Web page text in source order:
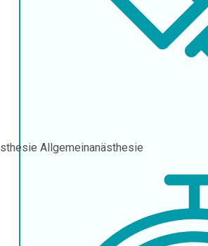
Allgemeinanästhesie